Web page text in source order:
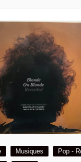
Musiques
Pop -